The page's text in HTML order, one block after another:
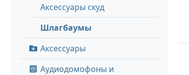
Аксессуары скуд
Шлагбаумы
Аксессуары
Аудиодомофоны и